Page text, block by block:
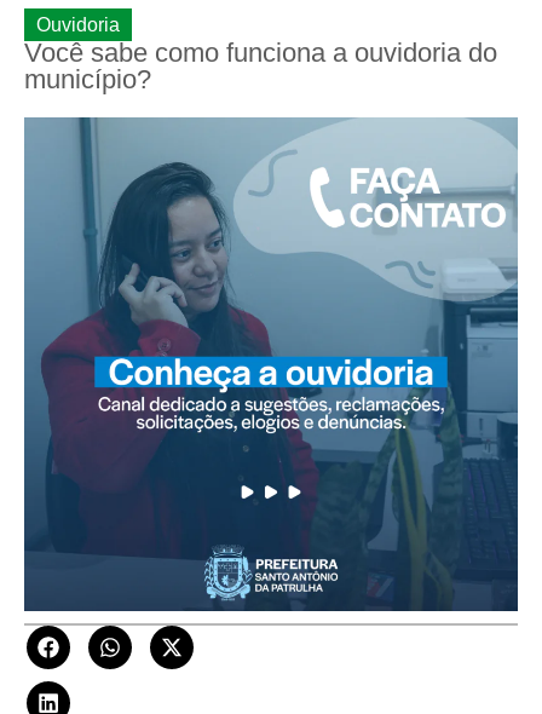
Ouvidoria
Você sabe como funciona a ouvidoria do
município?